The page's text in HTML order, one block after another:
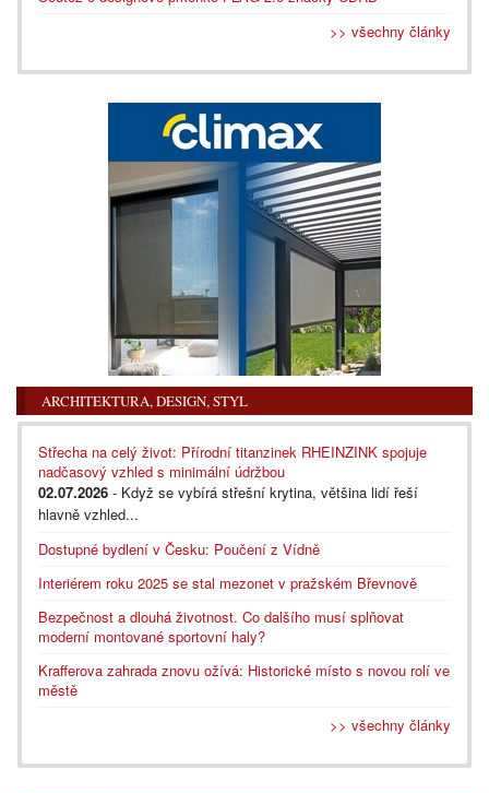
>> všechny články
ARCHITEKTURA, DESIGN, STYL
Střecha na celý život: Přírodní titanzinek RHEINZINK spojuje
nadčasový vzhled s minimální údržbou
02.07.2026 - Když se vybírá střešní krytina, většina lidí řeší
hlavně vzhled...
Dostupné bydlení v Česku: Poučení z Vídně
Interiérem roku 2025 se stal mezonet v pražském Břevnově
Bezpečnost a dlouhá životnost. Co dalšího musí splňovat
moderní montované sportovní haly?
Krafferova zahrada znovu ožívá: Historické místo s novou rolí ve
městě
>> všechny články